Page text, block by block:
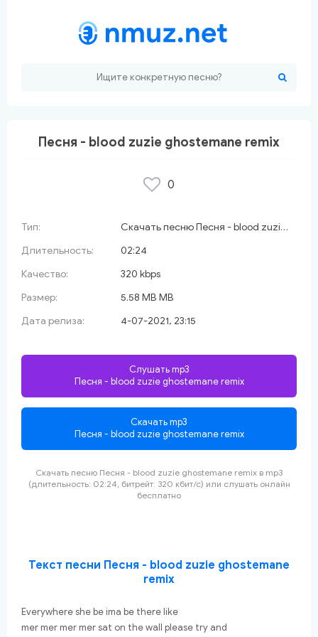
Песня - blood zuzie ghostemane remix
0
Тип:
Скачать песню Песня - blood zuzie ghostemane remix
Длительность:
02:24
Качество:
320 kbps
Размер:
5.58 MB MB
Дата релиза:
4-07-2021, 23:15
Слушать mp3
Песня - blood zuzie ghostemane remix
Скачать mp3
Песня - blood zuzie ghostemane remix
Скачать песню Песня - blood zuzie ghostemane remix в mp3
(длительность: 02:24, битрейт: 320 кбит/с) или слушать онлайн
бесплатно
Текст песни Песня - blood zuzie ghostemane
remix
Everywhere she be ima be there like
mer mer mer mer sat on the wall please try and
сарафан